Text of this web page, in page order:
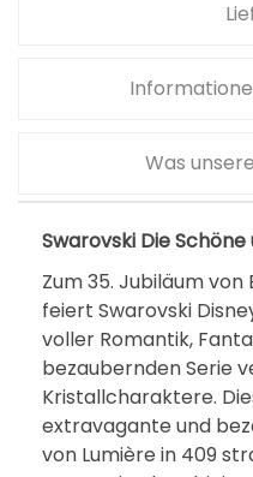
Was
Swarovski Die
Zum 35. Jubiläum
feiert Swarovski
voller Romantik,
bezaubernden Serie
Kristallcharaktere.
extravagante und
von Lumière in 409